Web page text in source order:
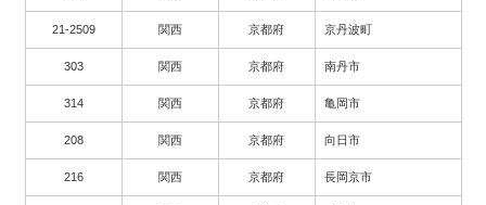
21-2509 関西 京都府 京丹波町
303 関西 京都府 南丹市
314 関西 京都府 亀岡市
208 関西 京都府 向日市
216 関西 京都府 長岡京市